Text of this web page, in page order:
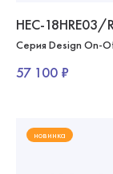
HEC-
Серия Design On-
57 100 ₽
новинка